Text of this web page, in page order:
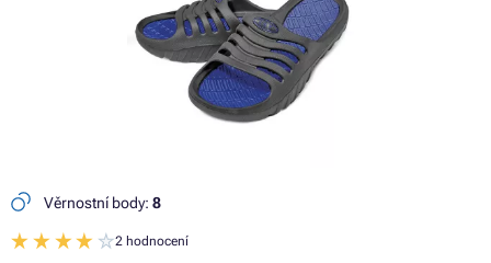
Věrnostní body: 8
2 hodnocení